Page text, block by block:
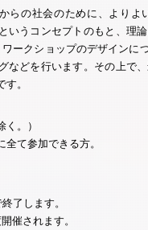
らの社会のために、より
いうコンセプトのもと、理
ークショップのデザインに
などを行います。その上で
。
。）
て参加できる方。
了します。
催されます。